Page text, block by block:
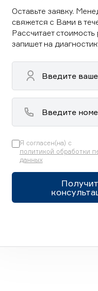
Оставьте заявку.
свяжется с Вами в
Рассчитает
запишет на
Я согласен(на) с
политикой обработки
данных